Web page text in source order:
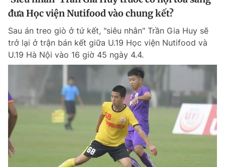
đưa Học viện Nutifood vào chung kết?
Sau án treo giò ở tứ kết, "siêu nhân" Trần Gia Huy sẽ
trở lại ở trận bán kết giữa U.19 Học viện Nutifood và
U.19 Hà Nội vào 16 giờ 45 ngày 4.4.